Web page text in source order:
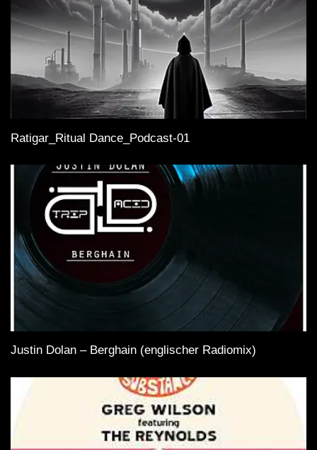
Ratigar_Ritual Dance_Podcast-01
Justin Dolan – Berghain (englischer Radiomix)